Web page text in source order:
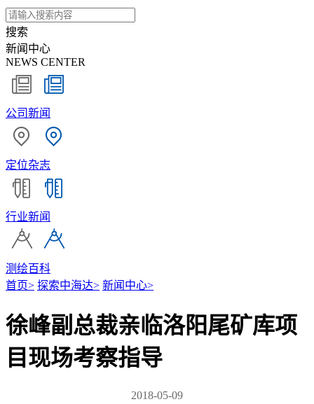
搜索
新闻中心
NEWS CENTER
公司新闻
定位杂志
行业新闻
测绘百科
首页> 探索中海达> 新闻中心>
徐峰副总裁亲临洛阳尾矿库项
目现场考察指导
2018-05-09